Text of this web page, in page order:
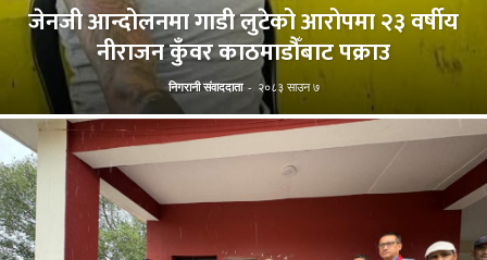
जेनजी आन्दोलनमा गाडी लुटेको आरोपमा २३ वर्षीय
नीराजन कुँवर काठमाडौँबाट पक्राउ
निगरानी संवाददाता - २०८३ साउन ७